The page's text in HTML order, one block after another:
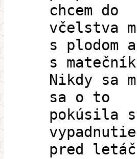
chcem do
včelstva
s plodom
s
Nikdy sa
sa o to
pokúsila
vypadnutie
pred